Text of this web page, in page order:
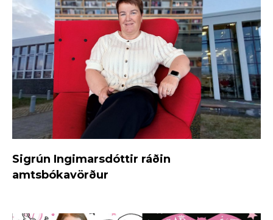
Sigrún Ingimarsdóttir ráðin
amtsbókavörður